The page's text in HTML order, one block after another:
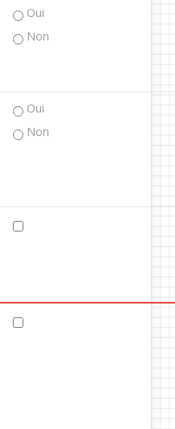
Oui
Non
Oui
Non